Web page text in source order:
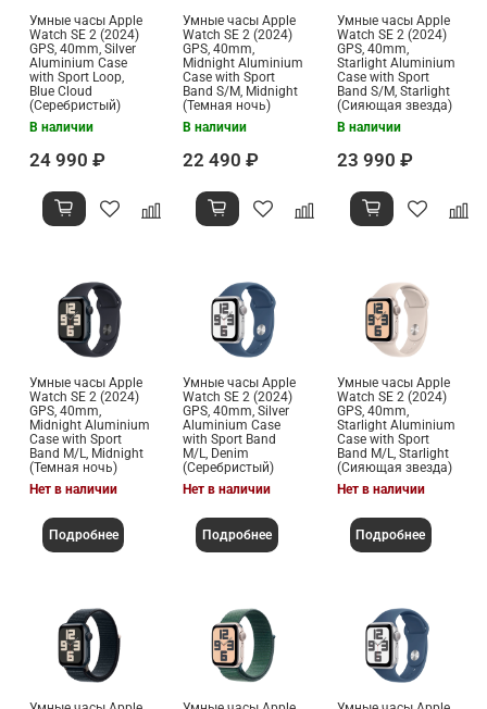
Умные часы Apple
Watch SE 2 (2024)
GPS, 40mm, Silver
Aluminium Case
with Sport Loop,
Blue Cloud
(Серебристый)
В наличии
24 990 ₽
Умные часы Apple
Watch SE 2 (2024)
GPS, 40mm,
Midnight Aluminium
Case with Sport
Band S/M, Midnight
(Темная ночь)
В наличии
22 490 ₽
Умные часы Apple
Watch SE 2 (2024)
GPS, 40mm,
Starlight Aluminium
Case with Sport
Band S/M, Starlight
(Сияющая звезда)
В наличии
23 990 ₽
Умные часы Apple
Watch SE 2 (2024)
GPS, 40mm,
Midnight Aluminium
Case with Sport
Band M/L, Midnight
(Темная ночь)
Нет в наличии
Подробнее
Умные часы Apple
Watch SE 2 (2024)
GPS, 40mm, Silver
Aluminium Case
with Sport Band
M/L, Denim
(Серебристый)
Нет в наличии
Подробнее
Умные часы Apple
Watch SE 2 (2024)
GPS, 40mm,
Starlight Aluminium
Case with Sport
Band M/L, Starlight
(Сияющая звезда)
Нет в наличии
Подробнее